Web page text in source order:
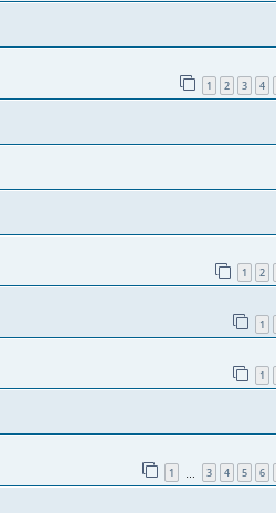
1 2 3 4
1 2
1
1
1 3 4 5 6